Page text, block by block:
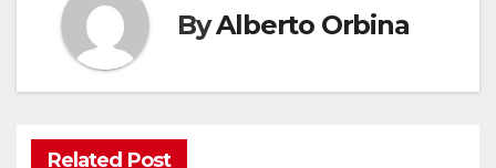
ByAlberto Orbina
Related Post